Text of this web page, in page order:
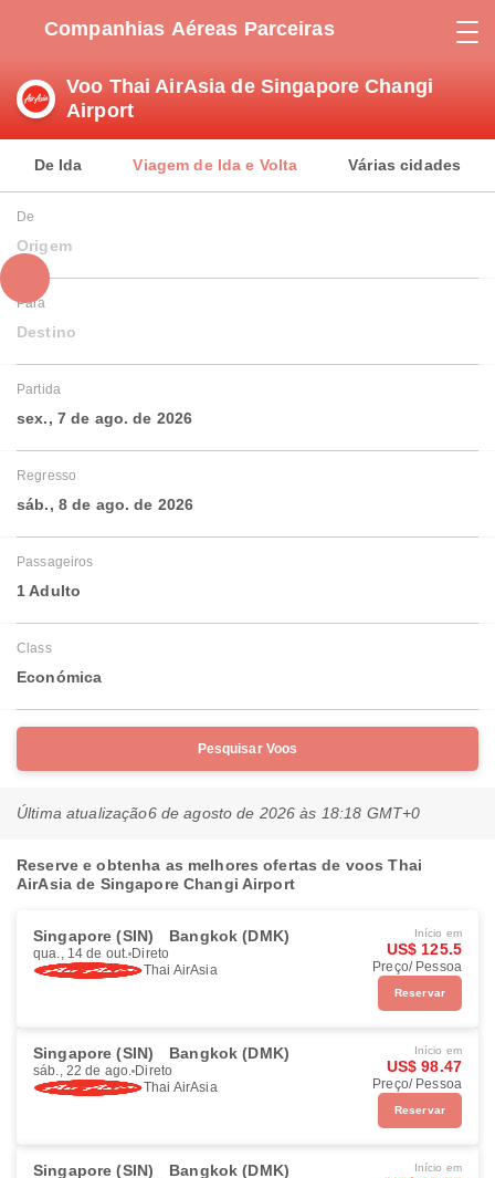
Companhias Aéreas Parceiras
Voo Thai AirAsia de Singapore Changi
Airport
De Ida Viagem de Ida e Volta Várias cidades
De
Origem
Para
Destino
Partida
sex., 7 de ago. de 2026
Regresso
sáb., 8 de ago. de 2026
Passageiros
1 Adulto
Class
Económica
Pesquisar Voos
Última atualização6 de agosto de 2026 às 18:18 GMT+0
Reserve e obtenha as melhores ofertas de voos Thai
AirAsia de Singapore Changi Airport
Singapore (SIN) Bangkok (DMK)
qua., 14 de out. Direto
Thai AirAsia
Início em
US$ 125.5
Preço/ Pessoa
Reservar
Singapore (SIN) Bangkok (DMK)
sáb., 22 de ago. Direto
Thai AirAsia
Início em
US$ 98.47
Preço/ Pessoa
Reservar
Singapore (SIN) Bangkok (DMK) Início em